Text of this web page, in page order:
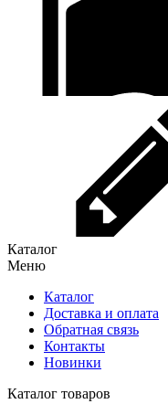
Каталог
Меню
Каталог
Доставка и оплата
Обратная связь
Контакты
Новинки
Каталог товаров